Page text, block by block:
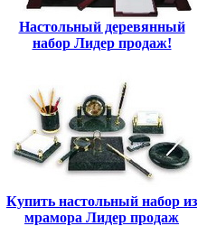
Настольный деревянный
набор Лидер продаж!
Купить настольный набор из
мрамора Лидер продаж